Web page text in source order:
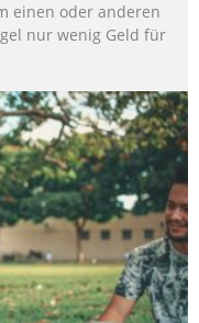
einen oder anderen
nur wenig Geld für